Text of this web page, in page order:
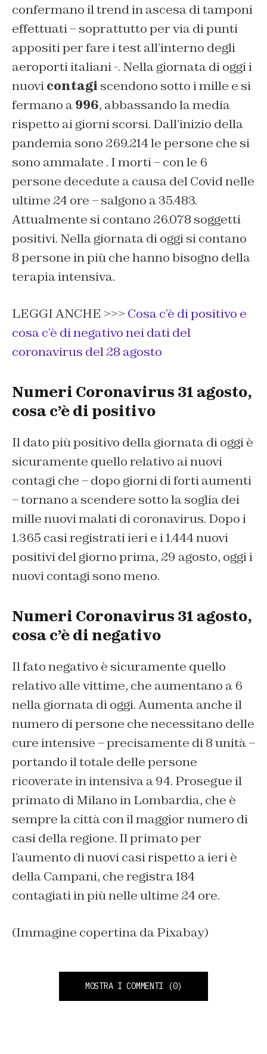
confermano il trend in ascesa di tamponi
effettuati – soprattutto per via di punti
appositi per fare i test all’interno degli
aeroporti italiani -. Nella giornata di oggi i
nuovicontagi scendono sotto i mille e si
fermano a996, abbassando la media
rispetto ai giorni scorsi. Dall’inizio della
pandemia sono 269.214 le persone che si
sono ammalate . I morti – con le 6
persone decedute a causa del Covid nelle
ultime 24 ore – salgono a 35.483.
Attualmente si contano 26.078 soggetti
positivi. Nella giornata di oggi si contano
8 persone in più che hanno bisogno della
terapia intensiva.
LEGGI ANCHE >>> Cosa c’è di positivo e
cosa c’è di negativo nei dati del
coronavirus del 28 agosto
Numeri Coronavirus 31 agosto,
cosa c’è di positivo
Il dato più positivo della giornata di oggi è
sicuramente quello relativo ai nuovi
contagi che – dopo giorni di forti aumenti
– tornano a scendere sotto la soglia dei
mille nuovi malati di coronavirus. Dopo i
1.365 casi registrati ieri e i 1.444 nuovi
positivi del giorno prima, 29 agosto, oggi i
nuovi contagi sono meno.
Numeri Coronavirus 31 agosto,
cosa c’è di negativo
Il fato negativo è sicuramente quello
relativo alle vittime, che aumentano a 6
nella giornata di oggi. Aumenta anche il
numero di persone che necessitano delle
cure intensive – precisamente di 8 unità –
portando il totale delle persone
ricoverate in intensiva a 94. Prosegue il
primato di Milano in Lombardia, che è
sempre la città con il maggior numero di
casi della regione. Il primato per
l’aumento di nuovi casi rispetto a ieri è
della Campani, che registra 184
contagiati in più nelle ultime 24 ore.
(Immagine copertina da Pixabay)
MOSTRA I COMMENTI (0)